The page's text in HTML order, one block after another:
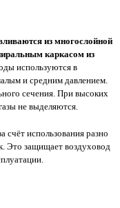
из многослойной
каркасом из
используются в
и средним давлением.
сечения. При высоких
не выделяются.
использования разно
Это защищает воздуховод